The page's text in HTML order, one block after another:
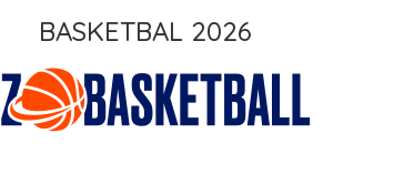
BASKETBAL 2026